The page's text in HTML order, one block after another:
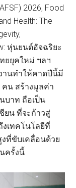
2026, Food
Health: The
หุ่นยนต์อัจฉริยะ
ยยุคใหม่ ฯลฯ
านทำให้คาดปีนี้มี
คน สร้างมูลค่า
บาท ถือเป็น
ยน ที่จะก้าวสู่
เทคโนโลยีที่
ที่ขับเคลื่อนด้วย
ครั้งนี้